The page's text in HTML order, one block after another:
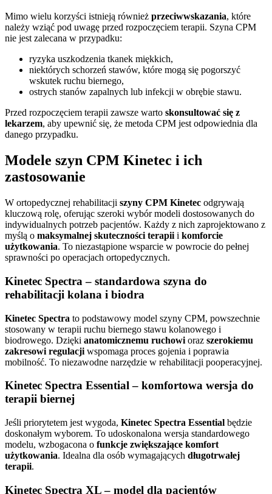
Mimo wielu korzyści istnieją również przeciwwskazania, które
należy wziąć pod uwagę przed rozpoczęciem terapii. Szyna CPM
nie jest zalecana w przypadku:
ryzyka uszkodzenia tkanek miękkich,
niektórych schorzeń stawów, które mogą się pogorszyć
wskutek ruchu biernego,
ostrych stanów zapalnych lub infekcji w obrębie stawu.
Przed rozpoczęciem terapii zawsze warto skonsultować się z
lekarzem, aby upewnić się, że metoda CPM jest odpowiednia dla
danego przypadku.
Modele szyn CPM Kinetec i ich
zastosowanie
W ortopedycznej rehabilitacji szyny CPM Kinetec odgrywają
kluczową rolę, oferując szeroki wybór modeli dostosowanych do
indywidualnych potrzeb pacjentów. Każdy z nich zaprojektowano z
myślą o maksymalnej skuteczności terapii i komforcie
użytkowania. To niezastąpione wsparcie w powrocie do pełnej
sprawności po operacjach ortopedycznych.
Kinetec Spectra – standardowa szyna do
rehabilitacji kolana i biodra
Kinetec Spectra to podstawowy model szyny CPM, powszechnie
stosowany w terapii ruchu biernego stawu kolanowego i
biodrowego. Dzięki anatomicznemu ruchowi oraz szerokiemu
zakresowi regulacji wspomaga proces gojenia i poprawia
mobilność. To niezawodne narzędzie w rehabilitacji pooperacyjnej.
Kinetec Spectra Essential – komfortowa wersja do
terapii biernej
Jeśli priorytetem jest wygoda, Kinetec Spectra Essential będzie
doskonałym wyborem. To udoskonalona wersja standardowego
modelu, wzbogacona o funkcje zwiększające komfort
użytkowania. Idealna dla osób wymagających długotrwałej
terapii.
Kinetec Spectra XL – model dla pacjentów